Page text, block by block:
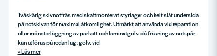
Tvåskärig skivnotfräs med skaftmonterat styrlager och helt slät undersida
på notskivan för maximal åtkomlighet. Utmärkt att använda vid reparation
eller mönsterläggning av parkett och laminatgolv, då fräsning av notspår
kan utföras på redan lagt golv, vid
Läs mer